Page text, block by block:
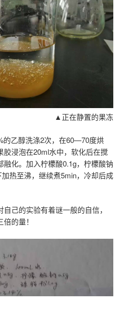
▲正在静置的果冻
的乙醇洗涤2次，在60—70度烘
胶浸泡在20ml水中，软化后在搅
化。加入柠檬酸0.1g，柠檬酸钠
热至沸，继续煮5min，冷却后成
己的实验有着谜一般的自信，
的量！